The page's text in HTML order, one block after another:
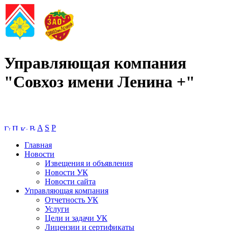
Управляющая компания
"Совхоз имени Ленина +"
A S P
Главная
Новости
Извещения и объявления
Новости УК
Новости сайта
Управляющая компания
Отчетность УК
Услуги
Цели и задачи УК
Лицензии и сертификаты